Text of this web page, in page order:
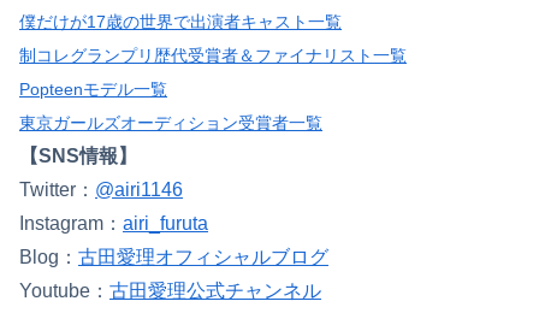
僕だけが17歳の世界で出演者キャスト一覧
制コレグランプリ歴代受賞者＆ファイナリスト一覧
Popteenモデル一覧
東京ガールズオーディション受賞者一覧
【SNS情報】
Twitter： @airi1146
Instagram： airi_furuta
Blog： 古田愛理オフィシャルブログ
Youtube： 古田愛理公式チャンネル